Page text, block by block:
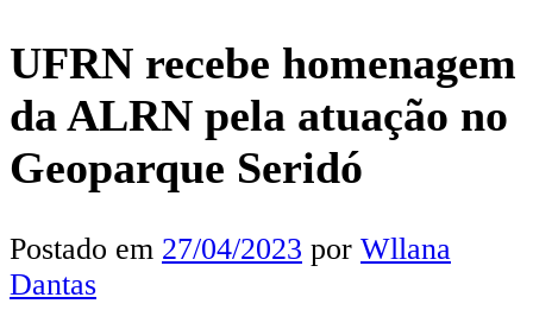
UFRN recebe homenagem
da ALRN pela atuação no
Geoparque Seridó
Postado em 27/04/2023 por Wllana
Dantas